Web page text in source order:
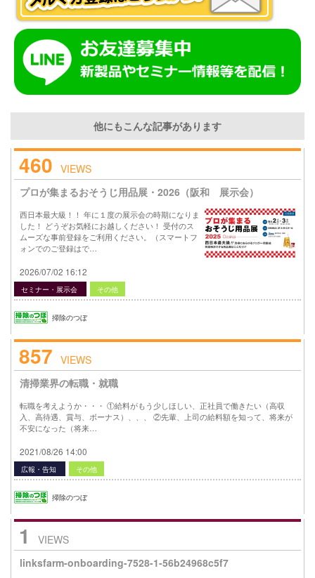
他にもこんな記事があります
460 VIEWS
プロが集まるおそうじ用品展・2026（阪和 展示会）
西日本最大級！！ 年に１度の展示会の時期になりま
した！ どうぞお気軽にお越しください！ 受付のス
ムーズな事前登録をご利用ください。（スマートフ
ォンでのご登録はで…
2026/07/02 16:12
セミナー・展示会 その他
掃除のつぼ
857 VIEWS
清掃業界の転職・就職
転職を考えようか・・・ ①給料がもう少しほしい、正社員で働きたい（高収
入、高待遇、賞与、ボーナス）、、、 ②先輩、上司の給料額を知って、将来が
不安になった（将来…
2021/08/26 14:00
広報・告知 その他
掃除のつぼ
1
VIEWS
linksfarm-onboarding-7528-1-56b24968c5f7